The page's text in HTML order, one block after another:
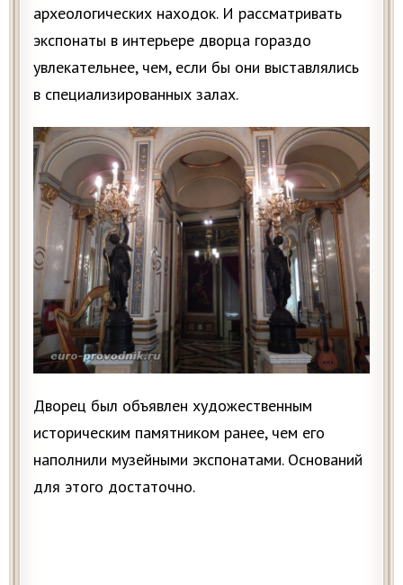
археологических находок. И рассматривать
экспонаты в интерьере дворца гораздо
увлекательнее, чем, если бы они выставлялись
в специализированных залах.
Дворец был объявлен художественным
историческим памятником ранее, чем его
наполнили музейными экспонатами. Оснований
для этого достаточно.